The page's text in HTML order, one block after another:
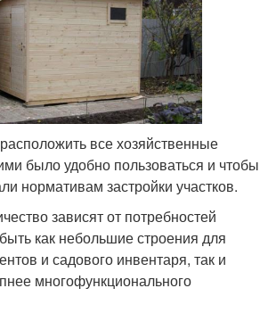
все хозяйственные
было удобно пользоваться и чтобы
нормативам застройки участков.
зависят от потребностей
как небольшие строения для
и садового инвентаря, так и
многофункционального